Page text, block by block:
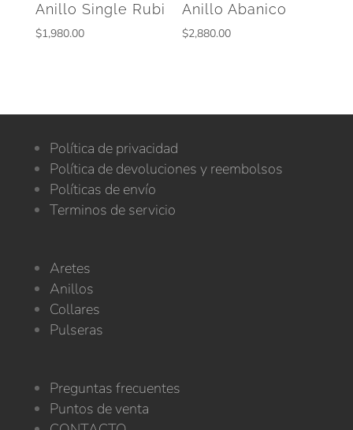
Anillo Single Rubi
$1,980.00
Anillo Abanico
$2,880.00
Política de privacidad
Política de devoluciones y reembolsos
Políticas de envío
Terminos de servicio
Aretes
Anillos
Collares
Pulseras
Preguntas frecuentes
Puntos de venta